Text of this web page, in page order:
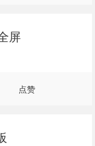
屏
点赞